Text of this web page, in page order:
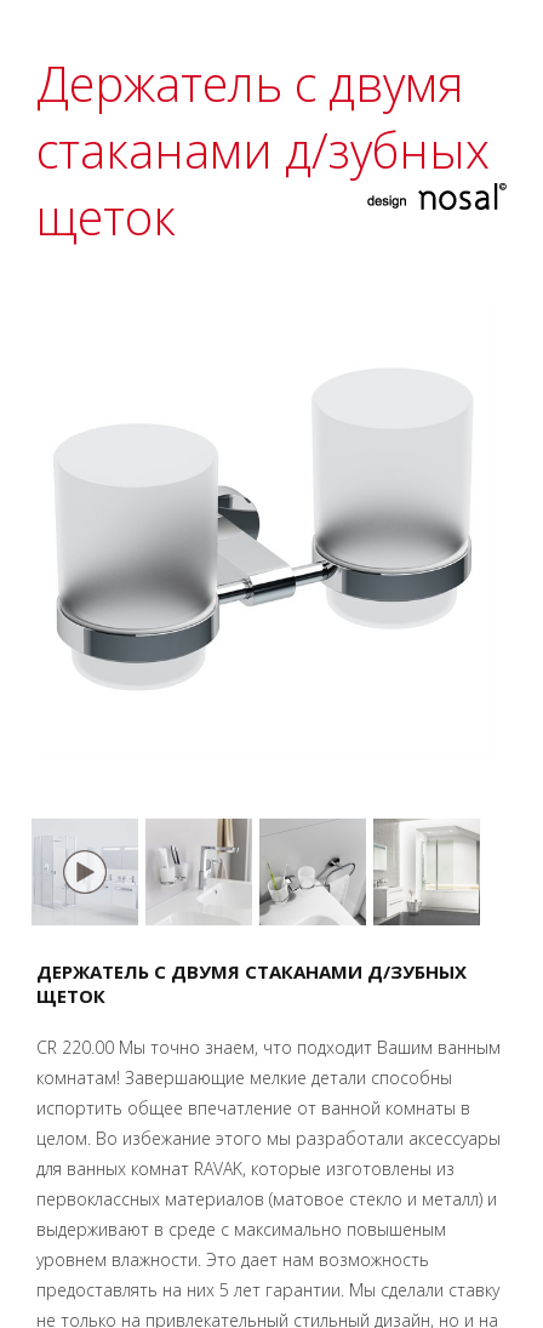
Держатель с двумя
стаканами д/зубных
щеток
ДЕРЖАТЕЛЬ С ДВУМЯ СТАКАНАМИ Д/ЗУБНЫХ
ЩЕТОК
CR 220.00 Мы точно знаем, что подходит Вашим ванным
комнатам! Завершающие мелкие детали способны
испортить общее впечатление от ванной комнаты в
целом. Во избежание этого мы разработали аксессуары
для ванных комнат RAVAK, которые изготовлены из
первоклассных материалов (матовое стекло и металл) и
выдерживают в среде с максимально повышеным
уровнем влажности. Это дает нам возможность
предоставлять на них 5 лет гарантии. Мы сделали ставку
не только на привлекательный стильный дизайн, но и на